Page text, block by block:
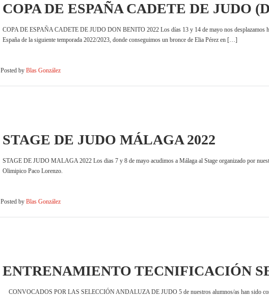
COPA DE ESPAÑA CADETE DE JUDO
COPA DE ESPAÑA CADETE DE JUDO DON BENITO 2022 Los días 13 y 14 de mayo nos desplazamos
España de la siguiente temporada 2022/2023, donde conseguimos un bronce de Elia Pérez en […]
Posted by Blas González
STAGE DE JUDO MÁLAGA 2022
STAGE DE JUDO MALAGA 2022 Los dias 7 y 8 de mayo acudimos a Málaga al Stage organizado por
Olimipico Paco Lorenzo.
Posted by Blas González
ENTRENAMIENTO TECNIFICACIÓN
CONVOCADOS POR LAS SELECCIÓN ANDALUZA DE JUDO 5 de nuestros alumnos/as han sido